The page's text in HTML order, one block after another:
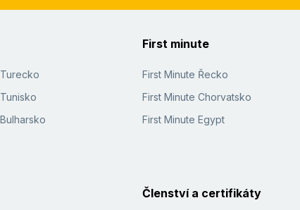
First minute
First Minute Řecko
First Minute Chorvatsko
First Minute Egypt
Členství a certifikáty